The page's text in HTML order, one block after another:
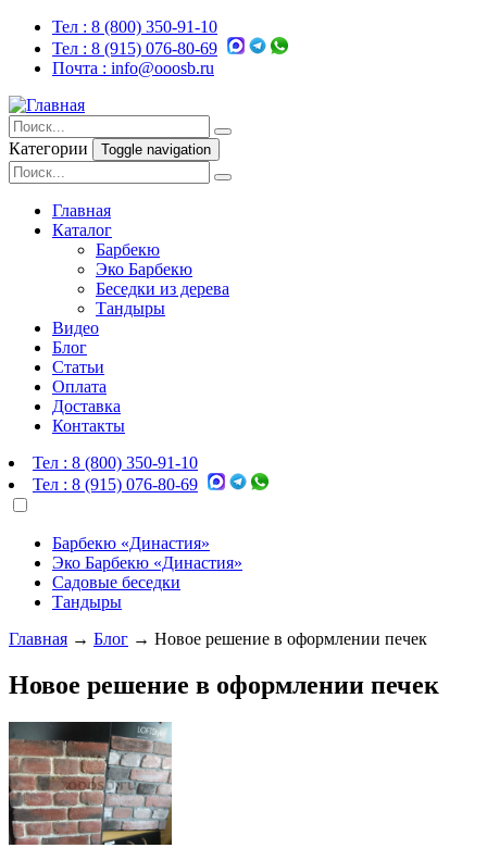
Тел : 8 (800) 350-91-10
Тел : 8 (915) 076-80-69
Почта : info@ooosb.ru
Категории Toggle navigation
Главная
Каталог
Барбекю
Эко Барбекю
Беседки из дерева
Тандыры
Видео
Блог
Статьи
Оплата
Доставка
Контакты
Тел : 8 (800) 350-91-10
Тел : 8 (915) 076-80-69
Барбекю «Династия»
Эко Барбекю «Династия»
Садовые беседки
Тандыры
Главная → Блог → Новое решение в оформлении печек
Новое решение в оформлении печек